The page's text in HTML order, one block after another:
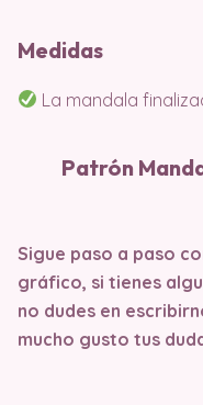
Medidas
La mandala
Patrón
Sigue paso a paso
gráfico, si tienes
no dudes en
mucho gusto tus